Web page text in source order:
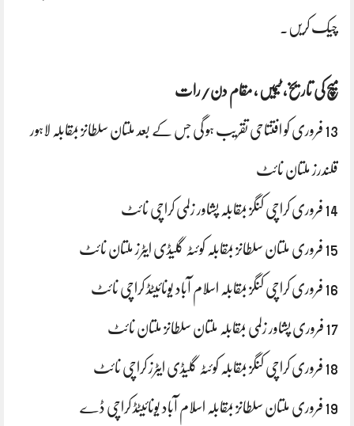
چیک کریں۔
میچ کی تاریخ، ٹیمیں ، مقام دن/رات
13 فروری کو افتتاحی تقریب ہو گی جس کے بعد ملتان سلطانز بمقابلہ لاہور
قلندرز ملتان نائٹ
14 فروری کراچی کنگز بمقابلہ پشاور زلمی کراچی نائٹ
15 فروری ملتان سلطانز بمقابلہ کوئٹہ گلیڈی ایٹرز ملتان نائٹ
16 فروری کراچی کنگز بمقابلہ اسلام آباد یونائیٹڈ کراچی نائٹ
17 فروری پشاور زلمی بمقابلہ ملتان سلطانز ملتان نائٹ
18 فروری کراچی کنگز بمقابلہ کوئٹہ گلیڈی ایٹرز کراچی نائٹ
19 فروری ملتان سلطانز بمقابلہ اسلام آباد یونائیٹڈ کراچی ڈے